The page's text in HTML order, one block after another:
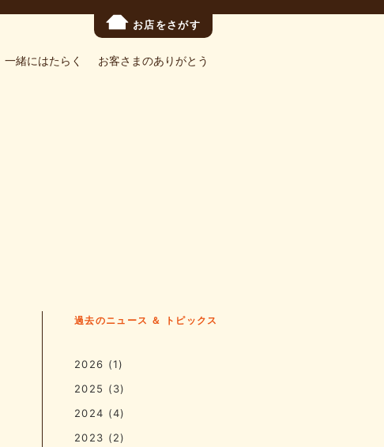
お店をさがす
一緒にはたらく お客さまのありがとう
過去のニュース ＆ トピックス
2026 (1)
2025 (3)
2024 (4)
2023 (2)